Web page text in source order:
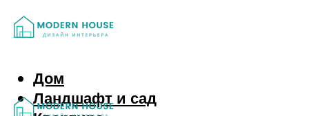
Дом
Ландшафт и сад